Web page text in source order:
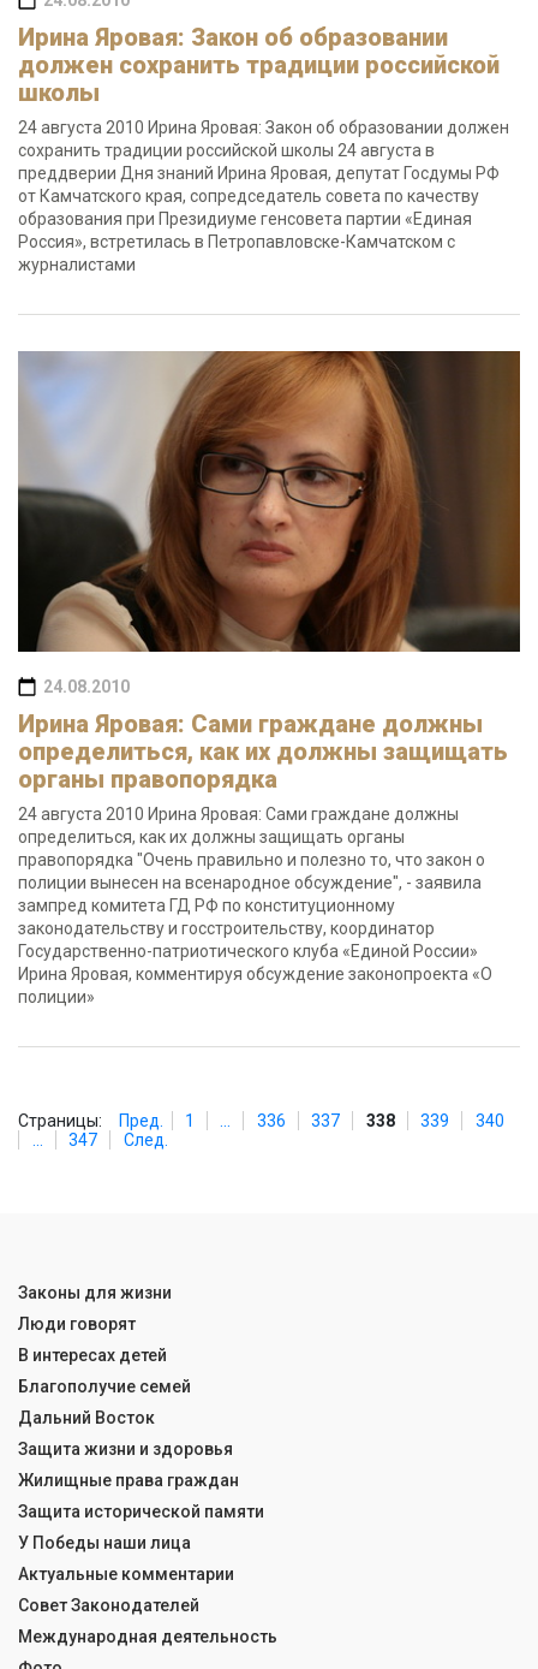
Ирина Яровая: Закон об образовании
должен сохранить традиции российской
школы
24 августа 2010 Ирина Яровая: Закон об образовании должен
сохранить традиции российской школы 24 августа в
преддверии Дня знаний Ирина Яровая, депутат Госдумы РФ
от Камчатского края, сопредседатель совета по качеству
образования при Президиуме генсовета партии «Единая
Россия», встретилась в Петропавловске-Камчатском с
журналистами
24.08.2010
Ирина Яровая: Сами граждане должны
определиться, как их должны защищать
органы правопорядка
24 августа 2010 Ирина Яровая: Сами граждане должны
определиться, как их должны защищать органы
правопорядка "Очень правильно и полезно то, что закон о
полиции вынесен на всенародное обсуждение", - заявила
зампред комитета ГД РФ по конституционному
законодательству и госстроительству, координатор
Государственно-патриотического клуба «Единой России»
Ирина Яровая, комментируя обсуждение законопроекта «О
полиции»
Страницы: Пред. 1 336 337 338 339
340
347 След.
Законы для жизни
Люди говорят
В интересах детей
Благополучие семей
Дальний Восток
Защита жизни и здоровья
Жилищные права граждан
Защита исторической памяти
У Победы наши лица
Актуальные комментарии
Совет Законодателей
Международная деятельность